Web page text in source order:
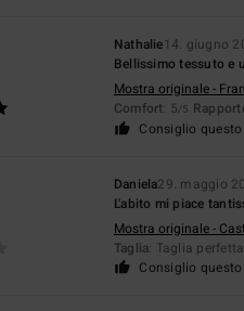
Nathalie14. giugno
Bellissimo tessuto e
Mostra originale -
Comfort: 5/5
Consiglio
Daniela29. maggio
L'abito mi piace
Mostra originale -
Taglia: Taglia perfetta
Consiglio